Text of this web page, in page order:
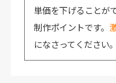
単価を下げることが
制作ポイントです。
になさってください。